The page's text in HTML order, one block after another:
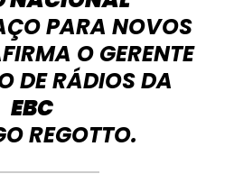
PARA NOVOS
O GERENTE
DE RÁDIOS DA
EBC
REGOTTO.